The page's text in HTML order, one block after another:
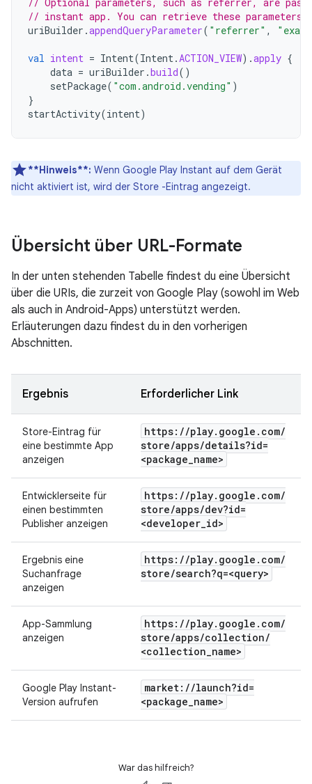
// instant app. You can retrieve these
uriBuilder .appendQueryParameter( "referrer" ,
val intent = Intent(Intent.ACTION_VIEW).apply {
data = uriBuilder .build()
setPackage( "com.android.vending" )
}
startActivity(intent)
**Hinweis**: Wenn Google Play Instant auf dem Gerät
nicht aktiviert ist, wird der Store -Eintrag angezeigt.
Übersicht über URL-Formate
In der unten stehenden Tabelle findest du eine Übersicht
über die URIs, die zurzeit von Google Play (sowohl im Web
als auch in Android-Apps) unterstützt werden.
Erläuterungen dazu findest du in den vorherigen
Abschnitten.
Ergebnis Erforderlicher Link
Store-Eintrag für
eine bestimmte App
anzeigen
https: //play. google . com/
store/apps/details?id=
<package_name>
Entwicklerseite für
einen bestimmten
Publisher anzeigen
https: //play. google . com/
store/apps/dev?id=
<developer_id>
Ergebnis eine
Suchanfrage
anzeigen
https: //play. google . com/
store/search?q=<query>
App-Sammlung
anzeigen
https: //play. google . com/
store/apps/collection/
<collection_name>
Google Play Instant-
Version aufrufen
market: //launch?id=
<package_name>
War das hilfreich?